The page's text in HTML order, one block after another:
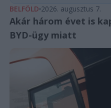
BELFÖLD 2026. augusztus 7.
Akár három évet is
BYD-ügy miatt